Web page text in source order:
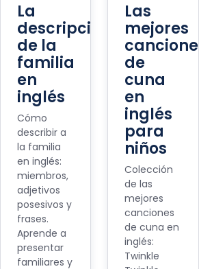
La
descripción
de la
familia
en
inglés
Cómo
describir a
la familia
en inglés:
miembros,
adjetivos
posesivos y
frases.
Aprende a
presentar
familiares y
Las
mejores
canciones
de
cuna
en
inglés
para
niños
Colección
de las
mejores
canciones
de cuna en
inglés:
Twinkle